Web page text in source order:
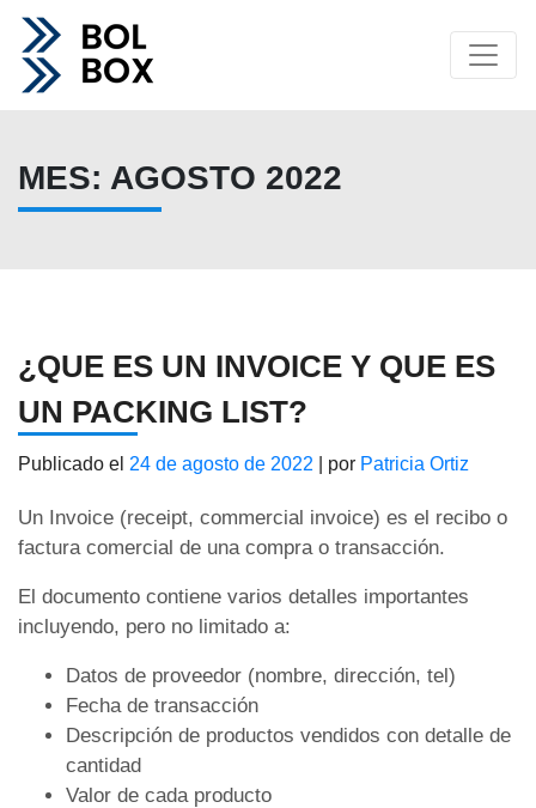
MES: AGOSTO 2022
¿QUE ES UN INVOICE Y QUE ES
UN PACKING LIST?
Publicado el 24 de agosto de 2022 por Patricia Ortiz
Un Invoice (receipt, commercial invoice) es el recibo o
factura comercial de una compra o transacción.
El documento contiene varios detalles importantes
incluyendo, pero no limitado a:
Datos de proveedor (nombre, dirección, tel)
Fecha de transacción
Descripción de productos vendidos con detalle de
cantidad
Valor de cada producto